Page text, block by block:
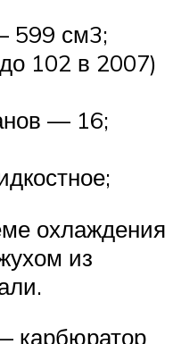
599 см3;
102 в 2007)
— 16;
охлаждения
из
карбюратор